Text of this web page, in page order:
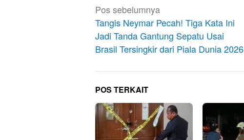
Navigasi
pos
Pos sebelumnya
Tangis Neymar Pecah! Tiga Kata Ini
Jadi Tanda Gantung Sepatu Usai
Brasil Tersingkir dari Piala Dunia 2026
POS TERKAIT